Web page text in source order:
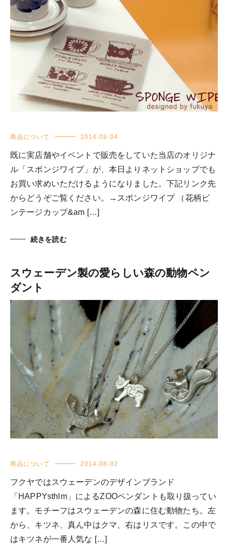
商品について 2014-08-04
既に実店舗やイベントで販売をしていた当店のオリジナ
ル「スポンジワイプ」が、本日よりネットショップでも
お買い求めいただけるようになりました。下記リンク先
からどうぞご覧ください。→スポンジワイプ （花柄ビ
ンテージカップ&am […]
続きを読む
スウェーデン製の愛らしい森の動物ペン
ダント
商品について 2014-08-02
フクヤではスウェーデンのデザインブランド
「HAPPYsthlm」によるZOOペンダントも取り扱ってい
ます。モチーフはスウェーデンの森に住む動物たち。左
から、キツネ、真ん中はクマ、右はリスです。この中で
はキツネが一番人気な […]